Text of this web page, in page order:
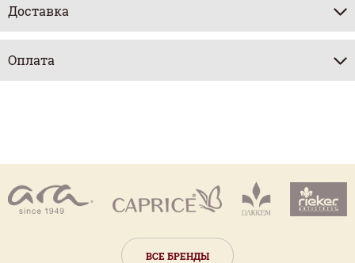
Доставка
Оплата
ВСЕ БРЕНДЫ